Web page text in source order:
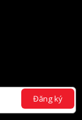
Đăng ký